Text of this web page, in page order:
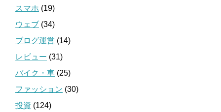
スマホ (19)
ウェブ (34)
ブログ運営 (14)
レビュー (31)
バイク・車 (25)
ファッション (30)
投資 (124)